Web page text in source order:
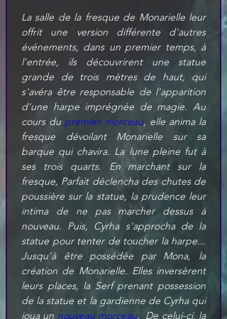
La salle de la fresque de Monarielle leur
offrit une version différente d'autres
événements, dans un premier temps, à
l'entrée, ils découvrirent une statue
grande de trois mètres de haut, qui
s'avéra être responsable de l'apparition
d'une harpe imprégnée de magie. Au
cours du premier morceau, elle anima la
fresque dévoilant Monarielle sur sa
barque qui chavira. La lune pleine fut à
ses trois quarts. En marchant sur la
fresque, Parfait déclencha des chutes de
poussière sur la statue, la prudence leur
intima de ne pas marcher dessus à
nouveau. Puis, Cyrha s'approcha de la
statue pour tenter de toucher la harpe...
Jusqu'à être possédée par Mona, la
création de Monarielle. Elles inversèrent
leurs places, la Serf prenant possession
de la statue et la gardienne de Cyrha qui
joua un nouveau morceau.  De celui-ci, la